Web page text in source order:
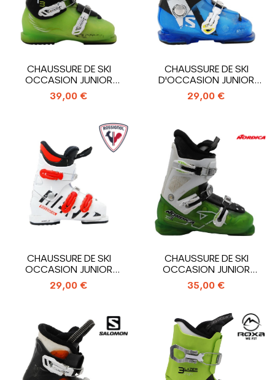
CHAUSSURE DE SKI
OCCASION JUNIOR
SALOMON T3_3
CROCHETS
39,00 €
CHAUSSURE DE SKI
D'OCCASION JUNIOR
SALOMON T2_2...
29,00 €
CHAUSSURE DE SKI
OCCASION JUNIOR
ROSSIGNOL HERO J3_3...
29,00 €
CHAUSSURE DE SKI
OCCASION JUNIOR
NORDICA TEAM T3_3...
35,00 €